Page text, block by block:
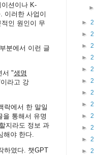
션이나 K-
이러한 사업이
인 원인이 무
분에서 이런 글
서 "생명
라고 강
락에서 한 말일
을 통해서 유명
지라도 정보 과
해야 한다.
하였다. 챗GPT
►
►
►
►
►
►
►
►
►
►
►
►
►